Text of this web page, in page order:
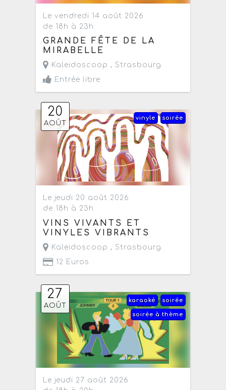
Le vendredi 14 août 2026
de 18h à 23h
GRANDE FÊTE DE LA
MIRABELLE
Kaleidoscoop , Strasbourg
Entrée libre
20
AOÛT
soirée
vinyle
Le jeudi 20 août 2026
de 18h à 23h
VINS VIVANTS ET
VINYLES VIBRANTS
Kaleidoscoop , Strasbourg
12 Euros
27
AOÛT
soirée
karaoké
soirée à thème
Le jeudi 27 août 2026